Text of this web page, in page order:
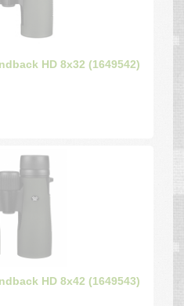
HD 8x32 (1649542)
HD 8x42 (1649543)